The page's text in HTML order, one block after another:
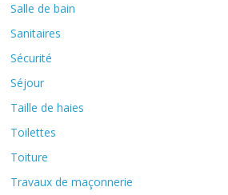
Salle de bain
Sanitaires
Sécurité
Séjour
Taille de haies
Toilettes
Toiture
Travaux de maçonnerie